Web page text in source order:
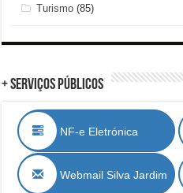
Turismo (85)
+ Serviços Públicos
NF-e Eletrónica
Webmail Silva Jardim